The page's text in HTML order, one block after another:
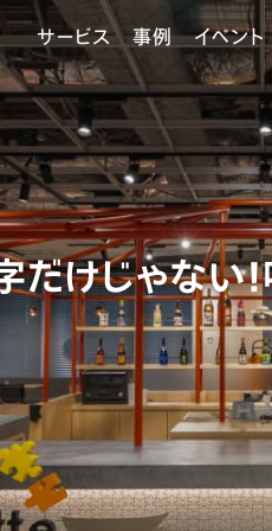
サービス 事例 イベント
だけじゃない